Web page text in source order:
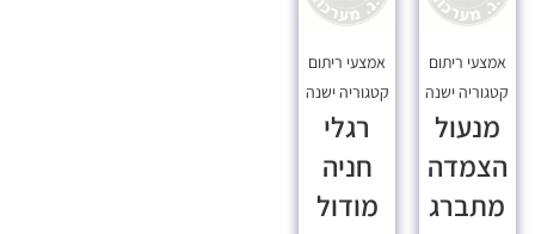
אמצעי ריתום
קטגוריה ישנה
מנעול
הצמדה
מתברג
אמצעי ריתום
קטגוריה ישנה
רגלי
חניה
מודול